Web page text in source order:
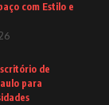
com Estilo e
de
para